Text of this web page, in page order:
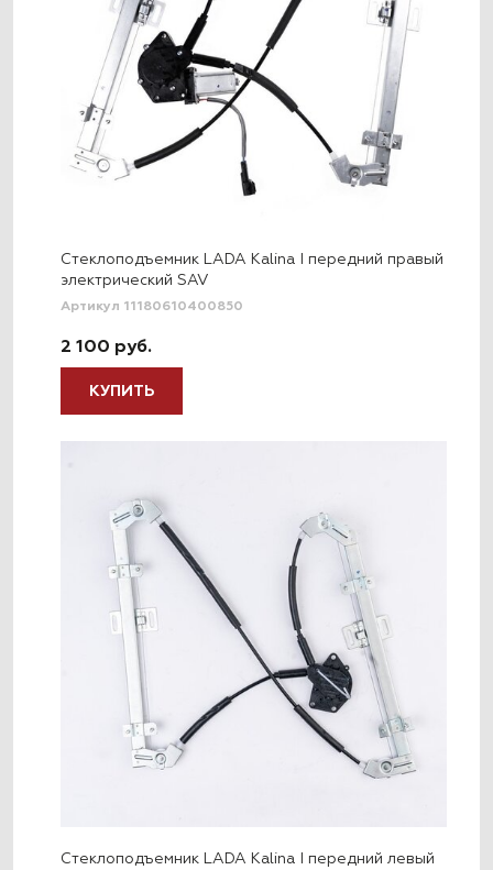
Стеклоподъемник LADA Kalina I передний правый
электрический SAV
Артикул 11180610400850
2 100 руб.
КУПИТЬ
Стеклоподъемник LADA Kalina I передний левый